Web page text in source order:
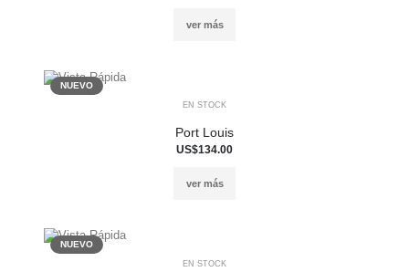
ver más
NUEVO
EN STOCK
Port Louis
US$134.00
ver más
NUEVO
EN STOCK